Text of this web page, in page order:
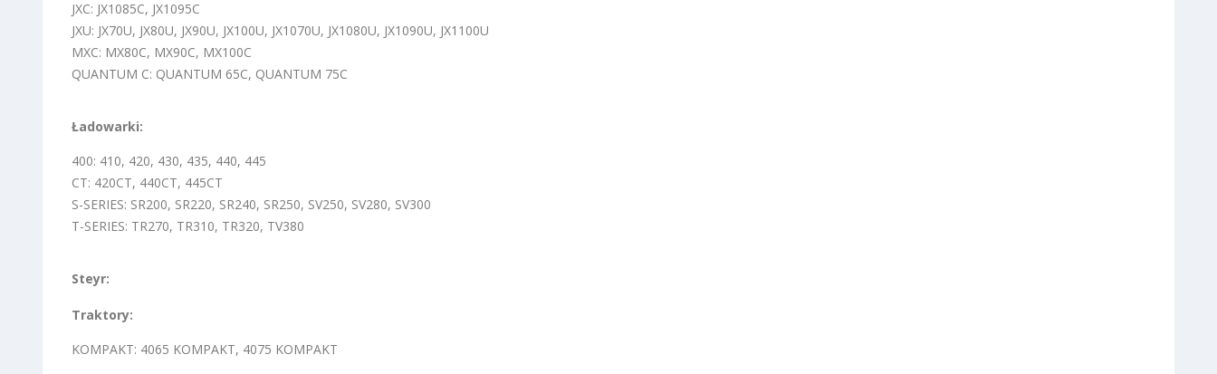
JXC: JX1085C, JX1095C
JXU: JX70U, JX80U, JX90U, JX100U, JX1070U, JX1080U, JX1090U, JX1100U
MXC: MX80C, MX90C, MX100C
QUANTUM C: QUANTUM 65C, QUANTUM 75C
Ładowarki:
400: 410, 420, 430, 435, 440, 445
CT: 420CT, 440CT, 445CT
S-SERIES: SR200, SR220, SR240, SR250, SV250, SV280, SV300
T-SERIES: TR270, TR310, TR320, TV380
Steyr:
Traktory:
KOMPAKT: 4065 KOMPAKT, 4075 KOMPAKT